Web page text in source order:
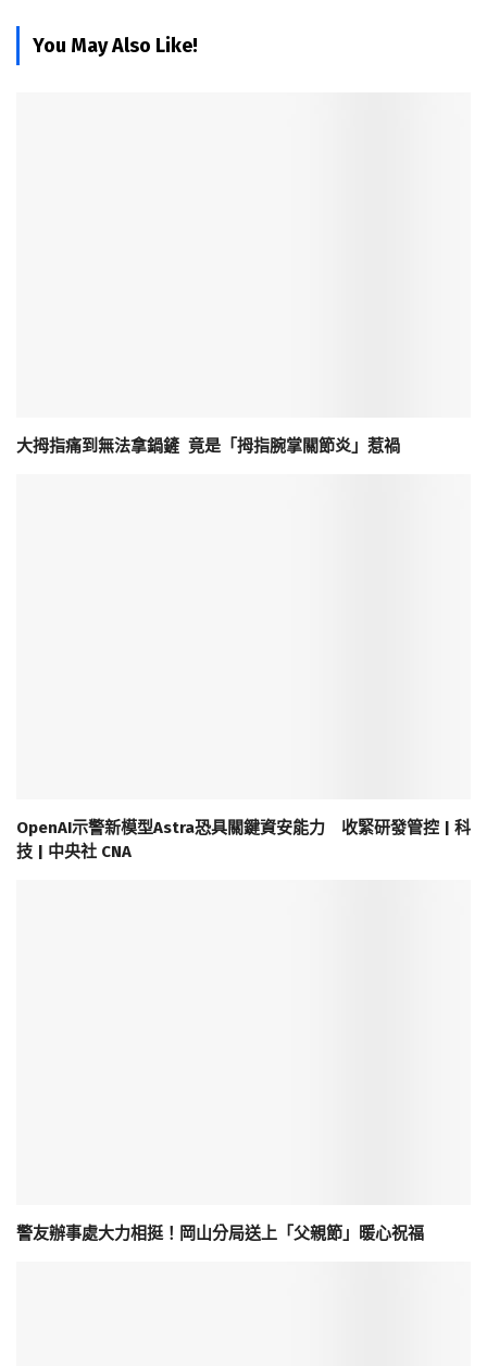
You May Also Like!
大拇指痛到無法拿鍋鏟 竟是「拇指腕掌關節炎」惹禍
OpenAI示警新模型Astra恐具關鍵資安能力 收緊研發管控 | 科
技 | 中央社 CNA
警友辦事處大力相挺！岡山分局送上「父親節」暖心祝福